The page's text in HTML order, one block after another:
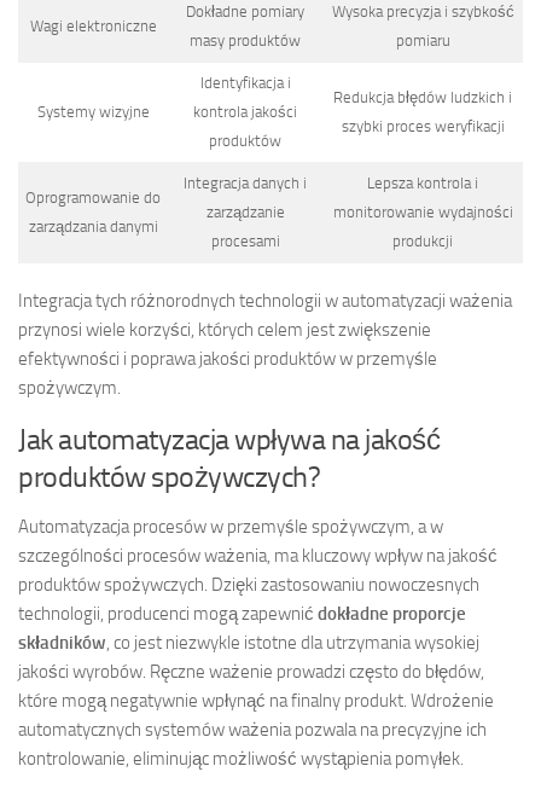
Wagi elektroniczne
Dokładne pomiary
masy produktów
Wysoka precyzja i szybkość
pomiaru
Systemy wizyjne
Identyfikacja i
kontrola jakości
produktów
Redukcja błędów ludzkich i
szybki proces weryfikacji
Oprogramowanie do
zarządzania danymi
Integracja danych i
zarządzanie
procesami
Lepsza kontrola i
monitorowanie wydajności
produkcji
Integracja tych różnorodnych technologii w automatyzacji ważenia
przynosi wiele korzyści, których celem jest zwiększenie
efektywności i poprawa jakości produktów w przemyśle
spożywczym.
Jak automatyzacja wpływa na jakość
produktów spożywczych?
Automatyzacja procesów w przemyśle spożywczym, a w
szczególności procesów ważenia, ma kluczowy wpływ na jakość
produktów spożywczych. Dzięki zastosowaniu nowoczesnych
technologii, producenci mogą zapewnić dokładne proporcje
składników, co jest niezwykle istotne dla utrzymania wysokiej
jakości wyrobów. Ręczne ważenie prowadzi często do błędów,
które mogą negatywnie wpłynąć na finalny produkt. Wdrożenie
automatycznych systemów ważenia pozwala na precyzyjne ich
kontrolowanie, eliminując możliwość wystąpienia pomyłek.